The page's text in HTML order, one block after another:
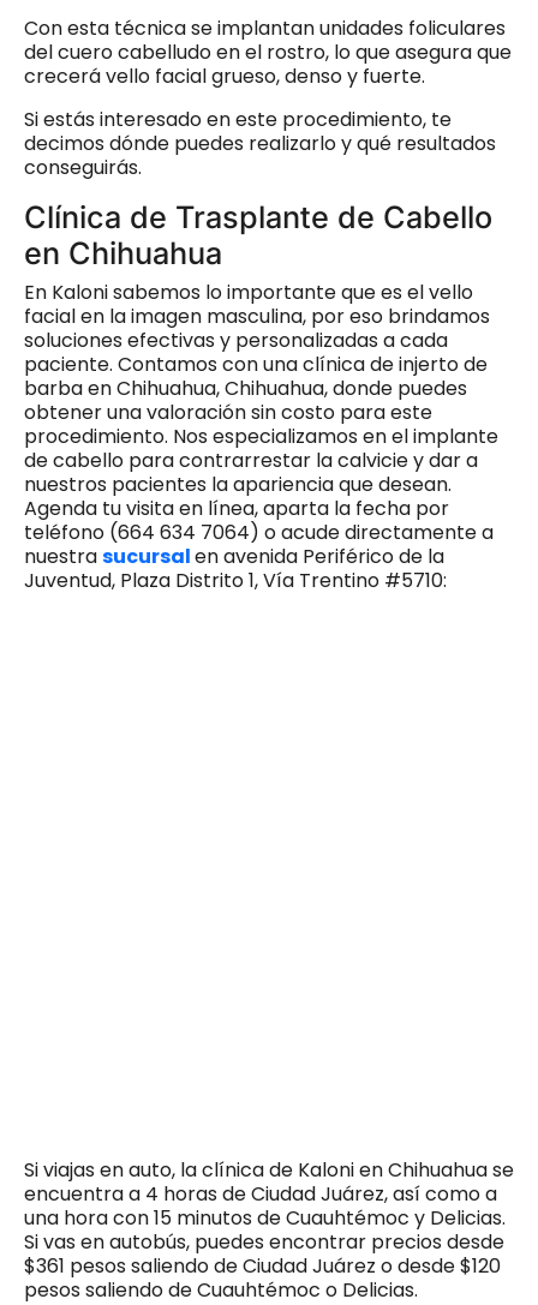
Con esta técnica se implantan unidades foliculares
del cuero cabelludo en el rostro, lo que asegura que
crecerá vello facial grueso, denso y fuerte.
Si estás interesado en este procedimiento, te
decimos dónde puedes realizarlo y qué resultados
conseguirás.
Clínica de Trasplante de Cabello
en Chihuahua
En Kaloni sabemos lo importante que es el vello
facial en la imagen masculina, por eso brindamos
soluciones efectivas y personalizadas a cada
paciente. Contamos con una clínica de injerto de
barba en Chihuahua, Chihuahua, donde puedes
obtener una valoración sin costo para este
procedimiento. Nos especializamos en el implante
de cabello para contrarrestar la calvicie y dar a
nuestros pacientes la apariencia que desean.
Agenda tu visita en línea, aparta la fecha por
teléfono (664 634 7064) o acude directamente a
nuestrasucursalen avenida Periférico de la
Juventud, Plaza Distrito 1, Vía Trentino #5710:
Si viajas en auto, la clínica de Kaloni en Chihuahua se
encuentra a 4 horas de Ciudad Juárez, así como a
una hora con 15 minutos de Cuauhtémoc y Delicias.
Si vas en autobús, puedes encontrar precios desde
$361 pesos saliendo de Ciudad Juárez o desde $120
pesos saliendo de Cuauhtémoc o Delicias.